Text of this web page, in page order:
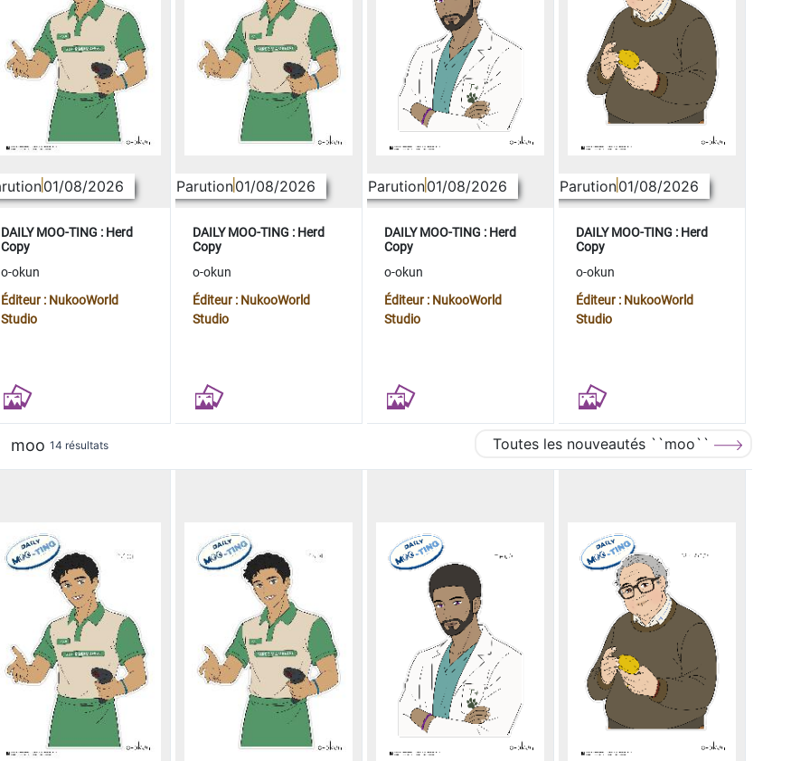
01/08/2026
DAILY MOO-TING : Herd
Copy
o-okun
Éditeur : NukooWorld
Studio
Parution01/08/2026
DAILY MOO-TING : Herd
Copy
o-okun
Éditeur : NukooWorld
Studio
Parution01/08/2026
DAILY MOO-TING : Herd
Copy
o-okun
Éditeur : NukooWorld
Studio
Parution01/08/2026
DAILY MOO-TING : Herd
Copy
o-okun
Éditeur : NukooWorld
Studio
moo 14 résultats Toutes les nouveautés ``moo``